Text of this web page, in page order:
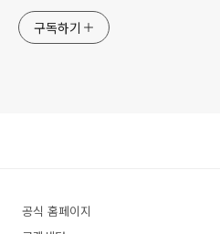
구독하기
공식 홈페이지